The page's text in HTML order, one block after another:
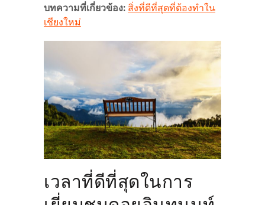
บทความที่เกี่ยวข้อง: สิ่งที่ดีที่สุดที่ต้องทำใน
เชียงใหม่
เวลาที่ดีที่สุดในการ